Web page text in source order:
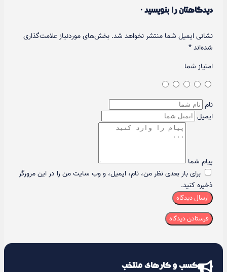
دیدگاهتان را بنویسید ·
نشانی ایمیل شما منتشر نخواهد شد. بخش‌های موردنیاز علامت‌گذاری
شده‌اند*
امتیاز شما
نام
ایمیل
پیام شما
برای بار بعدی نظر من، نام، ایمیل، و وب سایت من را در این مرورگر
ذخیره کنید.
ارسال دیدگاه
کسب و کارهای منتخب